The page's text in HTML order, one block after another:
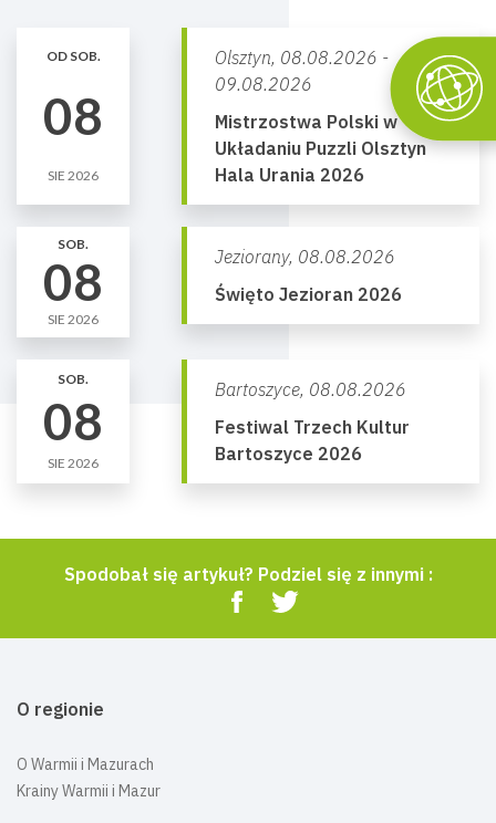
OD SOB.
08
SIE 2026
Olsztyn, 08.08.2026 -
09.08.2026
Mistrzostwa Polski w
Układaniu Puzzli Olsztyn
Hala Urania 2026
SOB.
08
SIE 2026
Jeziorany, 08.08.2026
Święto Jezioran 2026
SOB.
08
SIE 2026
Bartoszyce, 08.08.2026
Festiwal Trzech Kultur
Bartoszyce 2026
Spodobał się artykuł? Podziel się z innymi :
O regionie
O Warmii i Mazurach
Krainy Warmii i Mazur